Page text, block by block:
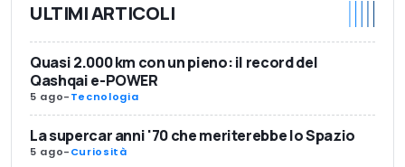
ULTIMI ARTICOLI
Quasi 2.000 km con un pieno: il record del
Qashqai e-POWER
5 ago-Tecnologia
La supercar anni '70 che meriterebbe lo Spazio
5 ago-Curiosità